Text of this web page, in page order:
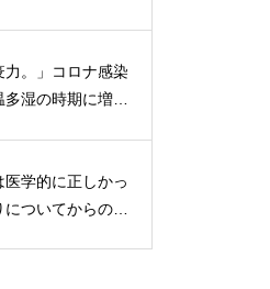
力。」コロナ感染
湿の時期に増加
学的に正しかっ
についてからの